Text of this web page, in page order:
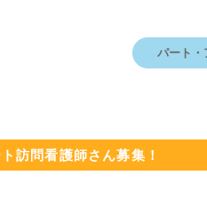
パート・
訪問看護師さん募集！